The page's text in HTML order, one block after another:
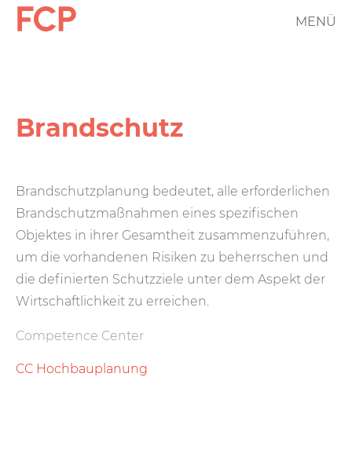
Direkt
zumFCP
Logo
MENÜ
Brand­schutz
Brandschutzplanung bedeutet, alle erforderlichen
Brand­schutz­maßnahmen eines spezifischen
Objektes in ihrer Gesamt­heit zusammen­zuführen,
um die vorhandenen Risiken zu beherrschen und
die definierten Schutz­ziele unter dem Aspekt der
Wirtschaftlich­keit zu erreichen.
Competence Center
CC Hochbauplanung